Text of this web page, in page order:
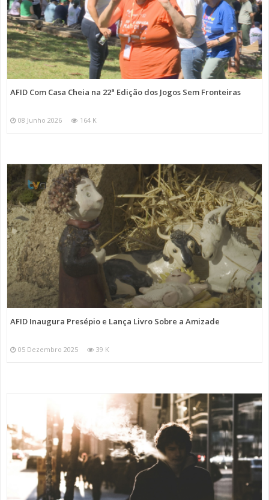
AFID Com Casa Cheia na 22ª Edição dos Jogos Sem Fronteiras
08 Junho 2026 164 K
AFID Inaugura Presépio e Lança Livro Sobre a Amizade
05 Dezembro 2025 39 K